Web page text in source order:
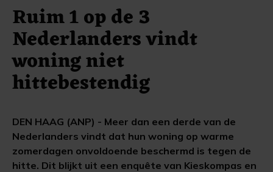
Ruim 1 op de 3
Nederlanders vindt
woning niet
hittebestendig
DEN HAAG (ANP) - Meer dan een derde van de
Nederlanders vindt dat hun woning op warme
zomerdagen onvoldoende beschermd is tegen de
hitte. Dit blijkt uit een enquête van Kieskompas en